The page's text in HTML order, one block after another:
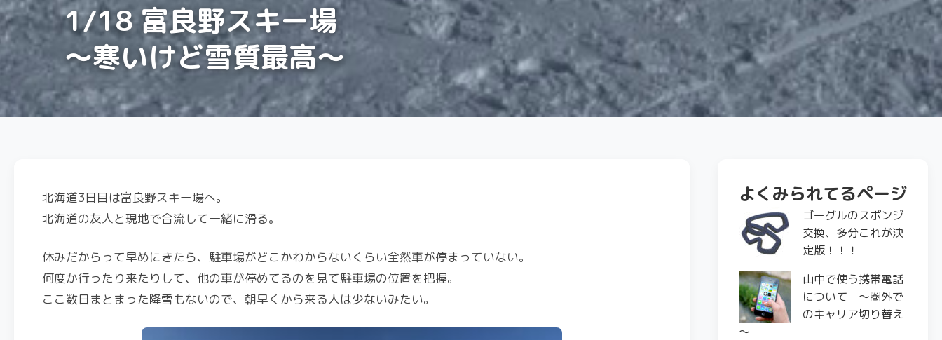
1/18 富良野スキー場
〜寒いけど雪質最高〜
北海道3日目は富良野スキー場へ。
北海道の友人と現地で合流して一緒に滑る。
休みだからって早めにきたら、駐車場がどこかわからないくらい全然車が停まっていない。
何度か行ったり来たりして、他の車が停めてるのを見て駐車場の位置を把握。
ここ数日まとまった降雪もないので、朝早くから来る人は少ないみたい。
よくみられてるページ
ゴーグルのスポンジ
交換、多分これが決
定版！！！
山中で使う携帯電話
について ～圏外で
のキャリア切り替え
～